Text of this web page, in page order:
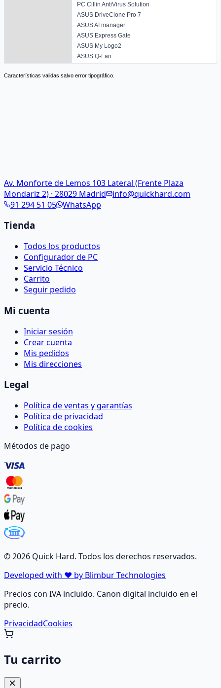
PC Cillin AntiVirus Solution
ASUS DriveClone Pro 7
ASUS AI manager
ASUS Express Gate
ASUS My Logo2
ASUS Q-Fan
Características validas salvo error tipográfico.
Av. Monforte de Lemos 103 Lateral (Frente Plaza
Mondariz 2) · 28029 Madrid
info@quickhard.com
91 294 51 05 WhatsApp
Tienda
Todos los productos
Configurador de PC
Servicio Técnico
Carrito
Seguir pedido
Mi cuenta
Iniciar sesión
Crear cuenta
Mis pedidos
Mis direcciones
Legal
Política de ventas y garantías
Política de privacidad
Política de cookies
Métodos de pago
©2026 Quick Hard. Todos los derechos reservados.
Developed with ❤️ by Blimbur Technologies
Precios con IVA incluido. Canon digital incluido en el
precio.
PrivacidadCookies
Tu carrito